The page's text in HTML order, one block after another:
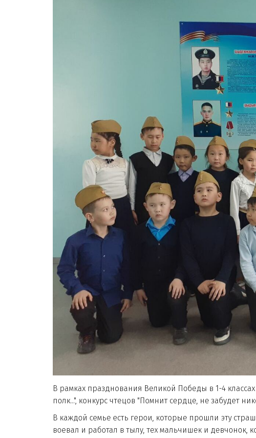
В рамках празднования Великой Победы в 1-4
полк...", конкурс чтецов "Помнит сердце, не забудет
В каждой семье есть герои, которые прошли эту
воевал и работал в тылу, тех мальчишек и